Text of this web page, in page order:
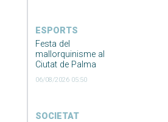
ESPORTS
Festa del
mallorquinisme al
Ciutat de Palma
06/08/2026 05:50
SOCIETAT